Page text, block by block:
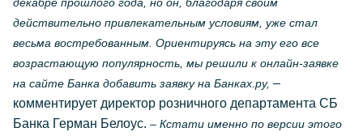
действительно привлекательным условиям, уже стал
весьма востребованным. Ориентируясь на эту его все
возрастающую популярность, мы решили к онлайн-заявке
на сайте Банка добавить заявку на Банках.ру, –
комментирует директор розничного департамента СБ
Банка Герман Белоус. – Кстати именно по версии этого